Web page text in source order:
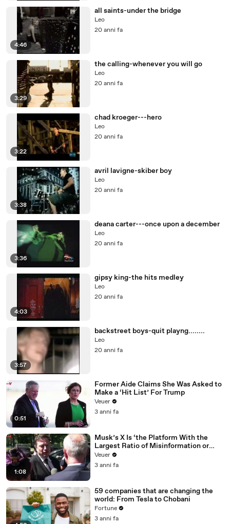
4:46
all saints-under the bridge
Leo
20 anni fa
3:29
the calling-whenever you will go
Leo
20 anni fa
3:22
chad kroeger---hero
Leo
20 anni fa
3:38
avril lavigne-skiber boy
Leo
20 anni fa
3:36
deana carter---once upon a december
Leo
20 anni fa
4:03
gipsy king-the hits medley
Leo
20 anni fa
3:57
backstreet boys-quit playng........
Leo
20 anni fa
0:51
Former Aide Claims She Was Asked to
Make a ‘Hit List’ For Trump
Veuer
3 anni fa
1:08
Musk’s X Is ‘the Platform With the
Largest Ratio of Misinformation or
Disinformation’ Amongst All Social
Media Platforms
Veuer
3 anni fa
59 companies that are changing the
world: From Tesla to Chobani
Fortune
3 anni fa